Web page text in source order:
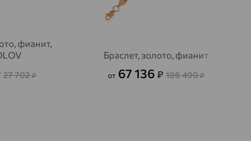
фианит,
27 702₽
Браслет, золото, фианит
от 67 136 ₽ 186 490₽